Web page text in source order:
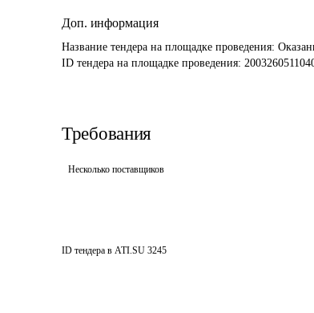
Доп. информация
Название тендера на площадке проведения:
ID тендера на площадке проведения:
Требования
Несколько поставщиков
ID тендера в ATI.SU 3245